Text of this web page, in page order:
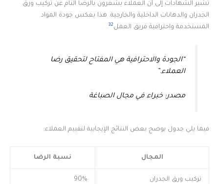
تشير الشهادات إلى أن العملاء يشعرون بالرضا التام عن تركيب ورق
الجدران والدهانات الداخلية والخارجية. هذا يعكس جودة المواد
المستخدمة واحترافية فريق العمل32
.
“الجودة والاحترافية هي المفتاح لتحقيق رضا
العملاء.”
مصدر: خبراء في مجال الصباغة
فيما يلي جدول يوضح بعض النتائج الإيجابية لتقييم العملاء:
المجال نسبة الرضا
تركيب ورق الجدران 90%